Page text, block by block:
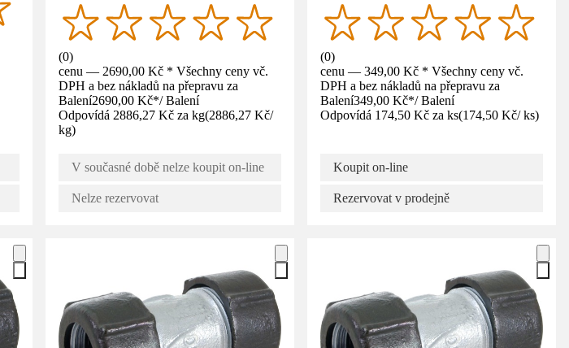
(0)
cenu — 2690,00 Kč * Všechny ceny vč.
DPH a bez nákladů na přepravu za
Balení2690,00 Kč*/ Balení
Odpovídá 2886,27 Kč za kg(2886,27 Kč/
kg)
V současné době nelze koupit on-line
Nelze rezervovat
(0)
cenu — 349,00 Kč * Všechny ceny vč.
DPH a bez nákladů na přepravu za
Balení349,00 Kč*/ Balení
Odpovídá 174,50 Kč za ks(174,50 Kč/ ks)
Koupit on-line
Rezervovat v prodejně